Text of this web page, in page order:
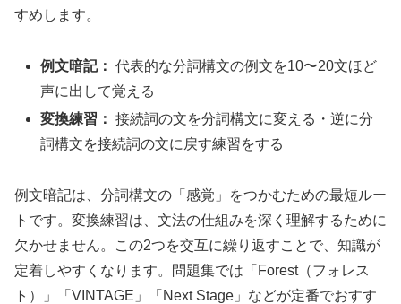
すめします。
例文暗記： 代表的な分詞構文の例文を10〜20文ほど
声に出して覚える
変換練習： 接続詞の文を分詞構文に変える・逆に分
詞構文を接続詞の文に戻す練習をする
例文暗記は、分詞構文の「感覚」をつかむための最短ルー
トです。変換練習は、文法の仕組みを深く理解するために
欠かせません。この2つを交互に繰り返すことで、知識が
定着しやすくなります。問題集では「Forest（フォレス
ト）」「VINTAGE」「Next Stage」などが定番でおすす